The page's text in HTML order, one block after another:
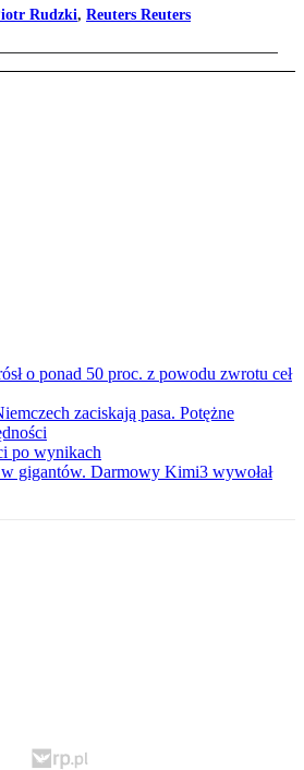
Rudzki, Reuters Reuters
o ponad 50 proc. z powodu zwrotu ceł
zaciskają pasa. Potężne
po wynikach
gigantów. Darmowy Kimi3 wywołał